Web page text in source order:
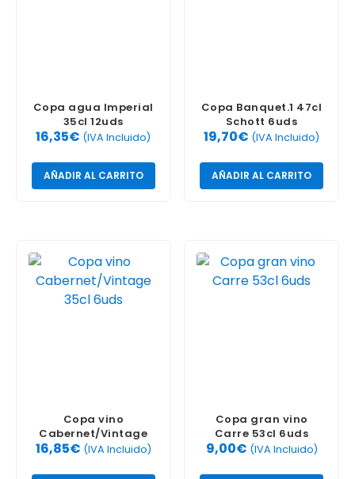
Copa agua Imperial
35cl 12uds
16,35€ (IVA Incluido)
AÑADIR AL CARRITO
Copa Banquet.1 47cl
Schott 6uds
19,70€ (IVA Incluido)
AÑADIR AL CARRITO
Copa vino
Cabernet/Vintage
35cl 6uds
16,85€ (IVA Incluido)
Copa gran vino
Carre 53cl 6uds
9,00€ (IVA Incluido)